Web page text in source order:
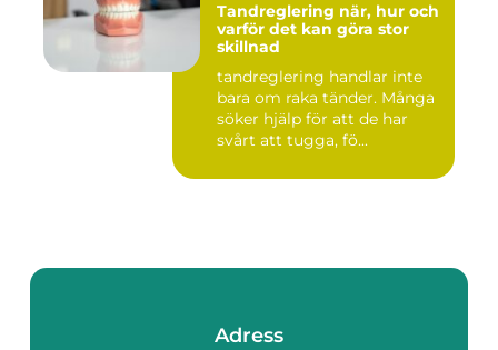
Tandreglering när, hur och
varför det kan göra stor
skillnad
tandreglering handlar inte
bara om raka tänder. Många
söker hjälp för att de har
svårt att tugga, fö...
Adress